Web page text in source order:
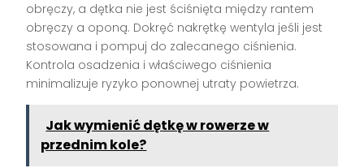
obręczy, a dętka nie jest ściśnięta między rantem
obręczy a oponą. Dokręć nakrętkę wentyla jeśli jest
stosowana i pompuj do zalecanego ciśnienia.
Kontrola osadzenia i właściwego ciśnienia
minimalizuje ryzyko ponownej utraty powietrza.
Jak wymienić dętkę w rowerze w
przednim kole?